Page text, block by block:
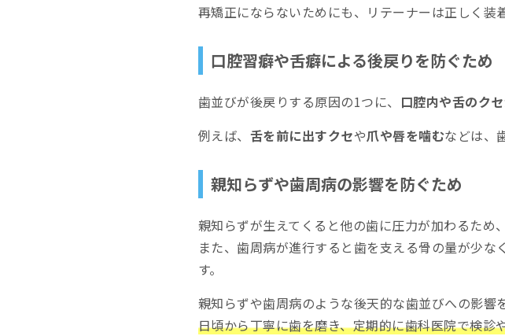
再矯正にならないためにも、リテーナーは正しく装
口腔習癖や舌癖による後戻りを防ぐため
歯並びが後戻りする原因の1つに、 口腔内や舌のクセ
例えば、 舌を前に出すクセや爪や唇を噛むなどは、
親知らずや歯周病の影響を防ぐため
親知らずが生えてくると他の歯に圧力が加わるため
また、歯周病が進行すると歯を支える骨の量が少
す。
親知らずや歯周病のような後天的な歯並びへの影響
日頃から丁寧に歯を磨き、定期的に歯科医院で検診